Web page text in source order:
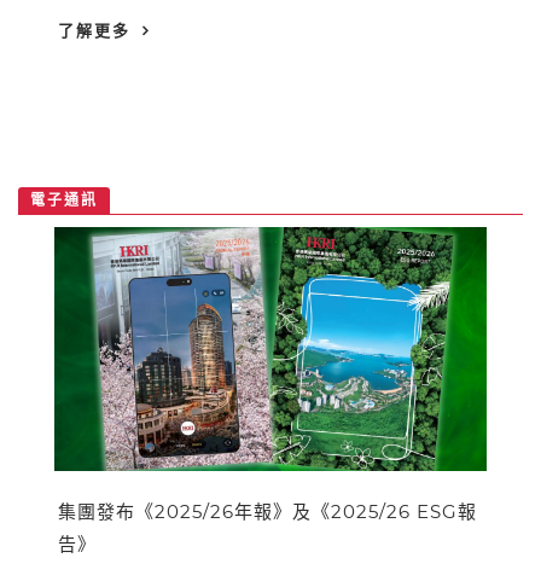
了解更多
電子通訊
集團發布《2025/26年報》及《2025/26 ESG報
告》